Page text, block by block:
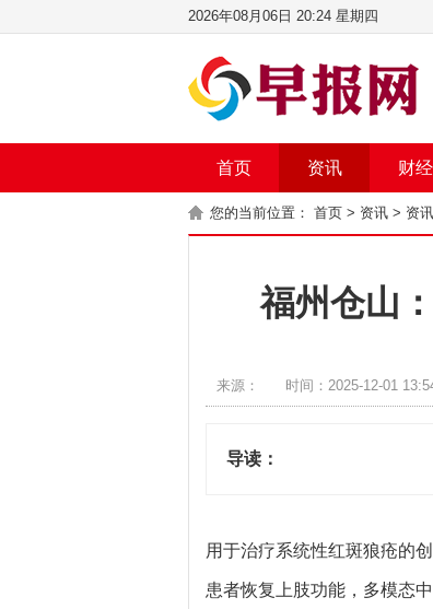
2026年08月06日 20:24 星期四
首页 资讯 财经
您的当前位置： 首页 > 资讯 > 资讯
福州仓山
来源： 时间：2025-12-01
导读：
用于治疗系统性红斑狼疮的
患者恢复上肢功能，多模态